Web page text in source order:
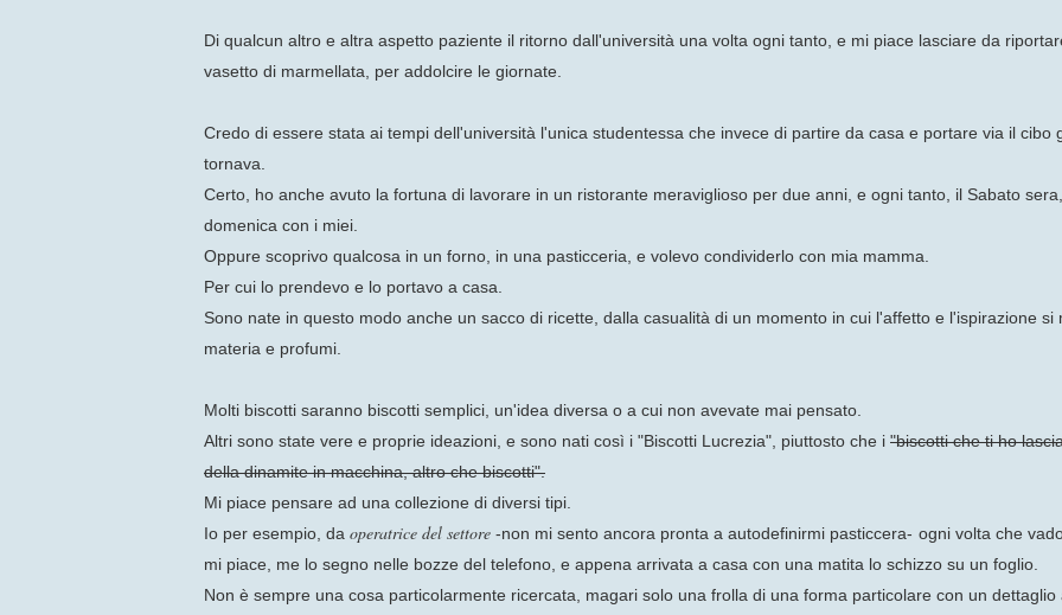
Di qualcun altro e altra aspetto paziente il ritorno dall'università una volta ogni tanto, e mi piace lasciare da
vasetto di marmellata, per addolcire le giornate.
Credo di essere stata ai tempi dell'università l'unica studentessa che invece di partire da casa e portare via il
tornava.
Certo, ho anche avuto la fortuna di lavorare in un ristorante meraviglioso per due anni, e ogni tanto, il Sabato
domenica con i miei.
Oppure scoprivo qualcosa in un forno, in una pasticceria, e volevo condividerlo con mia mamma.
Per cui lo prendevo e lo portavo a casa.
Sono nate in questo modo anche un sacco di ricette, dalla casualità di un momento in cui l'affetto e l'ispirazione
materia e profumi.
Molti biscotti saranno biscotti semplici, un'idea diversa o a cui non avevate mai pensato.
Altri sono state vere e proprie ideazioni, e sono nati così i "Biscotti Lucrezia", piuttosto che i "biscotti che ti ho
della dinamite in macchina, altro che biscotti".
Mi piace pensare ad una collezione di diversi tipi.
Io per esempio, da operatrice del settore -non mi sento ancora pronta a autodefinirmi pasticcera- ogni volta che
mi piace, me lo segno nelle bozze del telefono, e appena arrivata a casa con una matita lo schizzo su un foglio.
Non è sempre una cosa particolarmente ricercata, magari solo una frolla di una forma particolare con un dettaglio